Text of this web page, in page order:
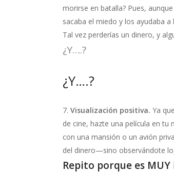
morirse en batalla? Pues,
sacaba el miedo y los ayudaba
Tal vez perderías un dinero, y
¿Y….?
¿Y….?
Visualización positiva. Ya
de cine, hazte una película en tu
con una mansión o un avión
del dinero—sino observándote
Repito porque es